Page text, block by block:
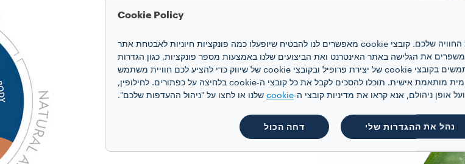
Cookie Policy
אתר אינטרנט זה משתמש בקובצי cookie כדי לשפר את החוויה שלכם. קובצי cookie מאפשרים לנו להבטיח שיופעלו כמה פונקציות חיוניות לאבטחת אתר
האינטרנט, לניהול הרשת ולגישה לאתר האינטרנט. קובצי cookie משפרים את הגלישה באתר האינטרנט ואת הביצועים שלנו באמצעות מספר פונקציות, כגון הגדרות
שפה ותוצאות חיפוש, ובכך משפרים את החוויה שלכם. אנו גם משתמשים בקובצי cookie של יצירת פרופיל ובקובצי cookie של שיווק כדי להציע לכם חוויית משתמש
מותאמת אישית, בהתאם להעדפותיכם ולקבלת תקשורת פרסומית מותאמת אישית. תוכלו להסכים לקבל את כל קובצי ה-cookie בלחיצה על כפתורים. לחילופין,
cookie שלנו או לחצו על "ניהול ההעדפות שלכם".
נהל את ההגדרות שלי דחה הכול